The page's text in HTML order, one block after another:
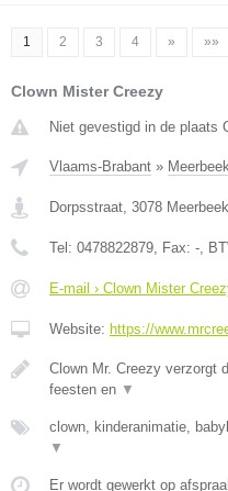
1 2 3 4 » »»
Clown Mister Creezy
Niet gevestigd in de plaats
Vlaams-Brabant »
Dorpsstraat, 3078 Meerbeek
Tel: 0478822879, Fax: -,
E-mail › Clown Mister
Website: https://
Clown Mr. Creezy verzorgt
feesten en ▼
clown, kinderanimatie,
▼
Er wordt gewerkt op